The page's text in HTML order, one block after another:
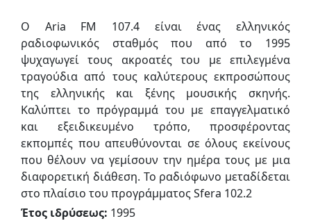
Ο Aria FM 107.4 είναι ένας ελληνικός
ραδιοφωνικός σταθμός που από το 1995
ψυχαγωγεί τους ακροατές του με επιλεγμένα
τραγούδια από τους καλύτερους εκπροσώπους
της ελληνικής και ξένης μουσικής σκηνής.
Καλύπτει το πρόγραμμά του με επαγγελματικό
και εξειδικευμένο τρόπο, προσφέροντας
εκπομπές που απευθύνονται σε όλους εκείνους
που θέλουν να γεμίσουν την ημέρα τους με μια
διαφορετική διάθεση. Το ραδιόφωνο μεταδίδεται
στο πλαίσιο του προγράμματος Sfera 102.2
Έτος ιδρύσεως: 1995